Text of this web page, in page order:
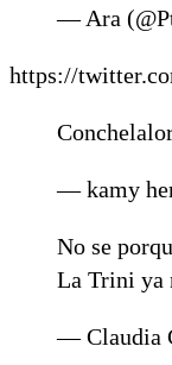
— Ara
https://
— kamy
No se
La Trini ya
— Claudia